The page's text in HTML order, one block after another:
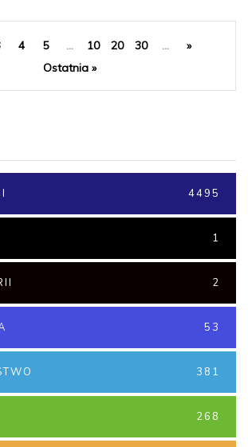
4 5 ... 10 20 30 ...
»
Ostatnia »
4495
1
2
53
381
268